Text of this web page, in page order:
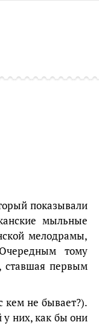
показывали
мыльные
мелодрамы,
тому
, ставшая первым
кем не бывает?).
у них, как бы они